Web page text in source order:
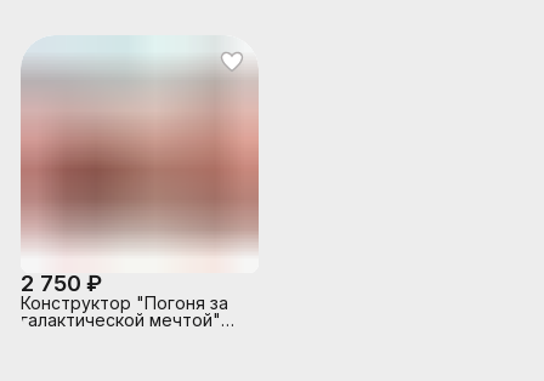
2 750 ₽
Конструктор "Погоня за
галактической мечтой"